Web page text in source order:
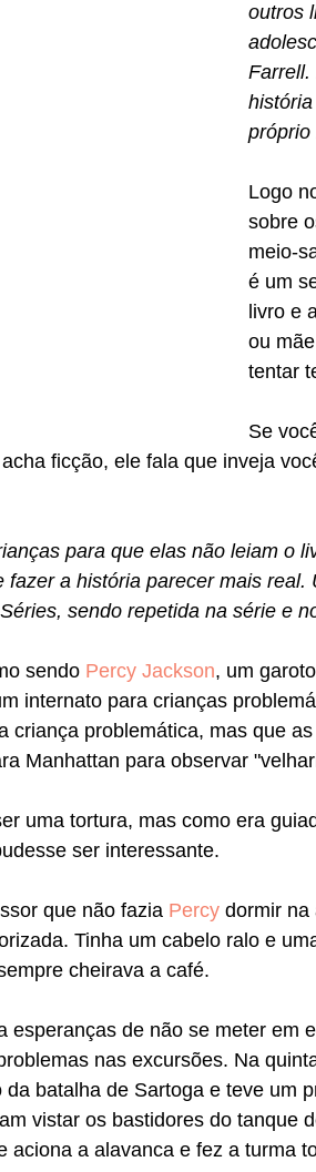
outros
Farrell.
próprio
Logo
sobre
meio-
é um
livro e
ou
tentar
Se
ficção, ele fala que inveja
para que elas não leiam o
fazer a história parecer mais
sendo repetida na série e
sendo Percy Jackson, um
internato para crianças
criança problemática, mas que
Manhattan para observar
uma tortura, mas como era
ser interessante.
que não fazia Percy dormir na
Tinha um cabelo ralo e
cheirava a café.
esperanças de não se meter em
nas excursões. Na
batalha de Sartoga e teve um
vistar os bastidores do tanque
aciona a alavanca e fez a turma